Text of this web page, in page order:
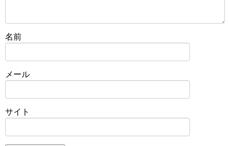
名前
メール
サイト